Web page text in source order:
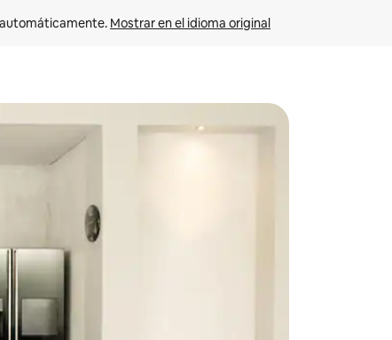
Mostrar en el idioma original